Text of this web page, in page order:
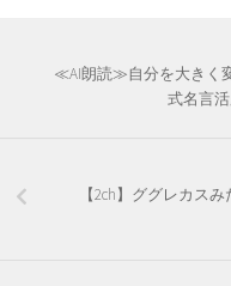
≪AI朗読≫自分を大きく
式名言
【2ch】ググレカス